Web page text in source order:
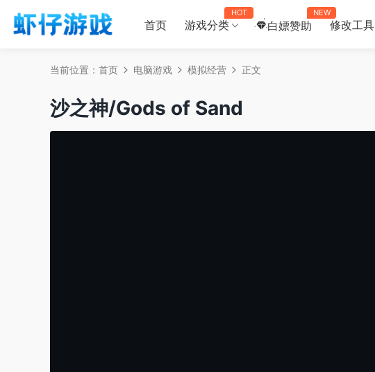
首页 游戏分类
HOT
白嫖赞助
NEW
修改工具
当前位置： 首页 电脑游戏 模拟经营 正文
沙之神/Gods of Sand